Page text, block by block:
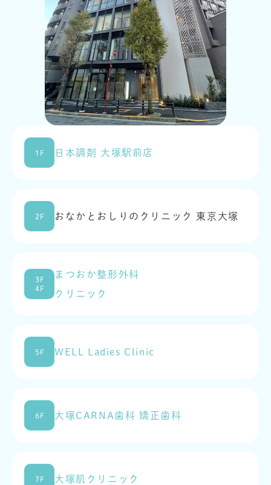
1F 日本調剤 大塚駅前店
2F おなかとおしりのクリニック 東京大塚
3F
4F
まつおか整形外科
クリニック
5F WELL Ladies Clinic
6F 大塚CARNA歯科 矯正歯科
7F 大塚肌クリニック